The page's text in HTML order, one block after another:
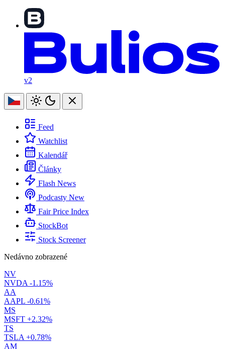
v2
Feed
Watchlist
Kalendář
Články
Flash News
Podcasty New
Fair Price Index
StockBot
Stock Screener
Nedávno zobrazené
NV
NVDA -1.15%
AA
AAPL -0.61%
MS
MSFT +2.32%
TS
TSLA +0.78%
AM